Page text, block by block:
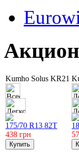
Kumho Solus KR21
175/70 R13 82T
438 грн